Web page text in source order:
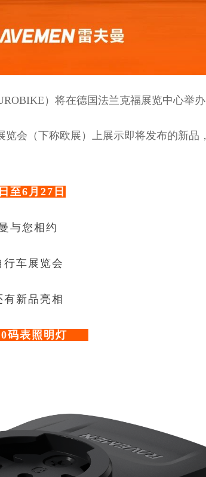
）将在德国法兰克福展览中心举办
会（下称欧展）上展示即将发布的新品
至6月27日
与您相约
行车展览会
有新品亮相
表照明灯